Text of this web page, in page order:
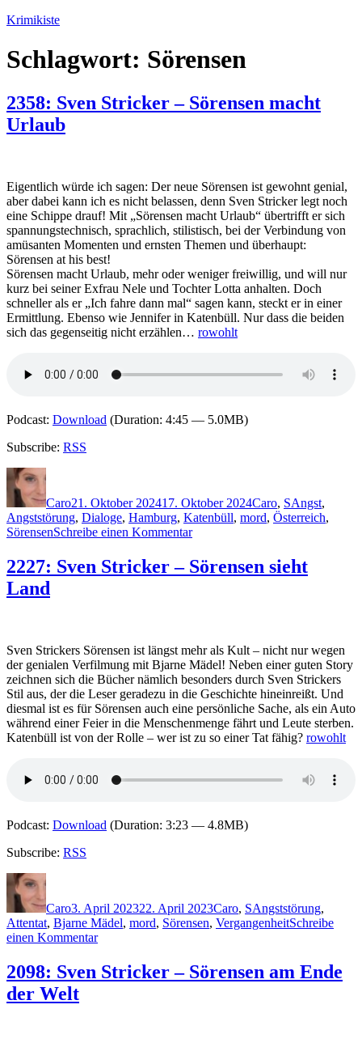
Zum
springen
Krimikiste
Schlagwort: Sörensen
2358: Sven Stricker – Sörensen macht
Urlaub
Eigentlich würde ich sagen: Der neue Sörensen ist gewohnt genial,
aber dabei kann ich es nicht belassen, denn Sven Stricker legt noch
eine Schippe drauf! Mit „Sörensen macht Urlaub“ übertrifft er sich
spannungstechnisch, sprachlich, stilistisch, bei der Verbindung von
amüsanten Momenten und ernsten Themen und überhaupt:
Sörensen at his best!
Sörensen macht Urlaub, mehr oder weniger freiwillig, und will nur
kurz bei seiner Exfrau Nele und Tochter Lotta anhalten. Doch
schneller als er „Ich fahre dann mal“ sagen kann, steckt er in einer
Ermittlung. Ebenso wie Jennifer in Katenbüll. Nur dass die beiden
sich das gegenseitig nicht erzählen… rowohlt
Podcast: Download (Duration: 4:45 — 5.0MB)
Subscribe: RSS
Autor
Caro21. Oktober 202417. Oktober 2024Caro, SAngst,
Angststörung, Dialoge, Hamburg, Katenbüll, mord, Österreich,
SörensenSchreibe einen Kommentarzu
Sven
Stricker
2227: Sven Stricker – Sörensen sieht
Land
Sven Strickers Sörensen ist längst mehr als Kult – nicht nur wegen
der genialen Verfilmung mit Bjarne Mädel! Neben einer guten Story
zeichnen sich die Bücher nämlich besonders durch Sven Strickers
Stil aus, der die Leser geradezu in die Geschichte hineinreißt. Und
diesmal ist es für Sörensen auch eine persönliche Sache, als ein Auto
während einer Feier in die Menschenmenge fährt und Leute sterben.
Katenbüll ist von der Rolle – wer ist zu so einer Tat fähig? rowohlt
Podcast: Download (Duration: 3:23 — 4.8MB)
Subscribe: RSS
Autor
Caro3. April 202322. April 2023Caro, SAngststörung,
Attentat, Bjarne Mädel, mord, Sörensen, VergangenheitSchreibe
einen Kommentarzu
Sven
Stricker
2098: Sven Stricker – Sörensen am Ende
der Welt